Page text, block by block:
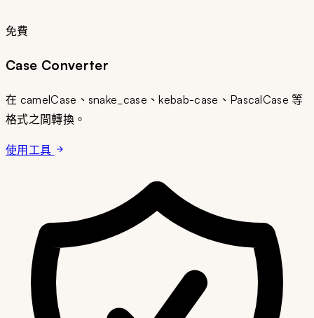
免費
Case Converter
在 camelCase、snake_case、kebab-case、PascalCase 等
格式之間轉換。
使用工具